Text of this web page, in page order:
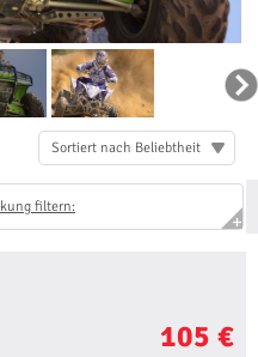
Sortiert nach Beliebtheit
filtern:
105 €